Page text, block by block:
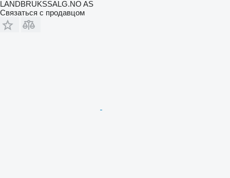
LANDBRUKSSALG.NO AS
Связаться с продавцом